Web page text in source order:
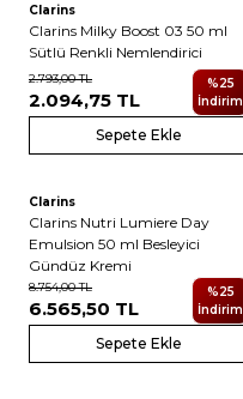
Clarins
Clarins Milky Boost 03 50 ml
Sütlü Renkli Nemlendirici
2.793,00TL
2.094,75 TL
%25
İndirim
Sepete Ekle
Clarins
Clarins Nutri Lumiere Day
Emulsion 50 ml Besleyici
Gündüz Kremi
8.754,00TL
6.565,50 TL
%25
İndirim
Sepete Ekle